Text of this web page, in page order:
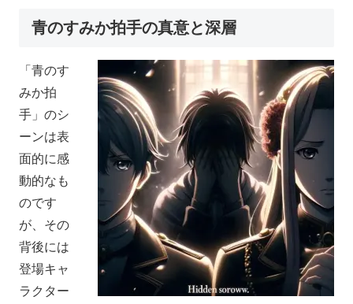
青のすみか拍手の真意と深層
「青のす
みか拍
手」のシ
ーンは表
面的に感
動的なも
のです
が、その
背後には
登場キャ
ラクター